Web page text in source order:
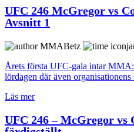
UFC 246 McGregor vs
Avsnitt 1
MMABetz
Årets första UFC-gala intar
lördagen där även
Läs mer
UFC 246 – McGregor